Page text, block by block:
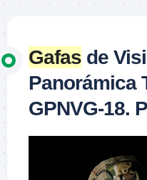
Gafas de
Panorámica
GPNVG-18.